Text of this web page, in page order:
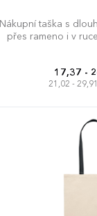
Nákupní taška s
přes rameno i v
17,37 -
21,02 -